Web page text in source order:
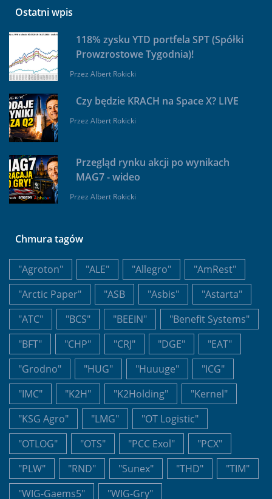
Ostatni wpis
118% zysku YTD portfela SPT (Spółki
Prowzrostowe Tygodnia)!
Przez Albert Rokicki
Czy będzie KRACH na Space X? LIVE
Przez Albert Rokicki
Przegląd rynku akcji po wynikach
MAG7 - wideo
Przez Albert Rokicki
Chmura tagów
"Agroton" "ALE" "Allegro"
"AmRest"
"Arctic Paper"
"ASB "Asbis"
"Astarta"
"ATC"
"BCS" "BEEIN"
"Benefit Systems"
"BFT"
"CHP" "CRJ" "DGE"
"EAT"
"Grodno"
"HUG" "Huuuge"
"ICG"
"IMC"
"K2H" "K2Holding"
"Kernel"
"KSG Agro"
"LMG"
"OT Logistic"
"OTLOG"
"OTS" "PCC Exol"
"PCX"
"PLW"
"RND" "Sunex" "THD"
"TIM"
"WIG-Gaems5"
"WIG-Gry"